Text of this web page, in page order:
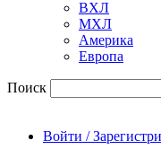
ВХЛ
МХЛ
Америка
Европа
Поиск
Войти /